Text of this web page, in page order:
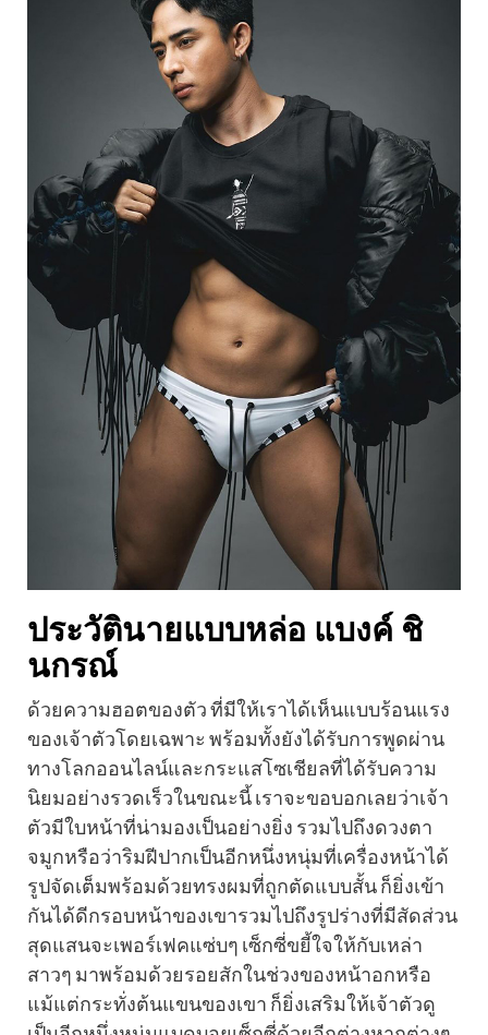
ประวัตินายแบบหล่อ แบงค์ ชิ
นกรณ์
ด้วยความฮอตของตัว ที่มีให้เราได้เห็นแบบร้อนแรง
ของเจ้าตัวโดยเฉพาะ พร้อมทั้งยังได้รับการพูดผ่าน
ทางโลกออนไลน์และกระแสโซเชียลที่ได้รับความ
นิยมอย่างรวดเร็วในขณะนี้ เราจะขอบอกเลยว่าเจ้า
ตัวมีใบหน้าที่น่ามองเป็นอย่างยิ่ง รวมไปถึงดวงตา
จมูกหรือว่าริมฝีปากเป็นอีกหนึ่งหนุ่มที่เครื่องหน้าได้
รูปจัดเต็มพร้อมด้วยทรงผมที่ถูกตัดแบบสั้น ก็ยิ่งเข้า
กันได้ดีกรอบหน้าของเขารวมไปถึงรูปร่างที่มีสัดส่วน
สุดแสนจะเพอร์เฟคแซ่บๆ เซ็กซี่ขยี้ใจให้กับเหล่า
สาวๆ มาพร้อมด้วยรอยสักในช่วงของหน้าอกหรือ
แม้แต่กระทั่งต้นแขนของเขา ก็ยิ่งเสริมให้เจ้าตัวดู